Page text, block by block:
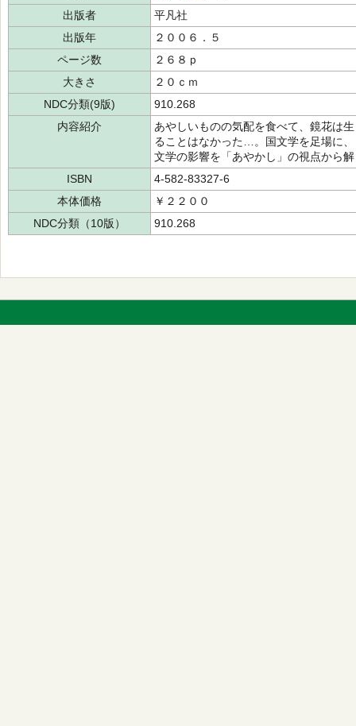
出版者
平凡社
出版年
２００６．５
ページ数
２６８ｐ
大きさ
２０ｃｍ
NDC分類(9版)
910.268
内容紹介
あやしいものの気配を食べて、鏡花は
ることはなかった…。国文学を足場に
文学の影響を「あやかし」の視点から
ISBN
4-582-83327-6
本体価格
￥２２００
NDC分類（10版）
910.268